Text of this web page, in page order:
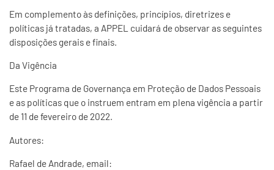
Em complemento às definições, princípios, diretrizes e
políticas já tratadas, a APPEL cuidará de observar as seguintes
disposições gerais e finais.
Da Vigência
Este Programa de Governança em Proteção de Dados Pessoais
e as políticas que o instruem entram em plena vigência a partir
de 11 de fevereiro de 2022.
Autores:
Rafael de Andrade, email: